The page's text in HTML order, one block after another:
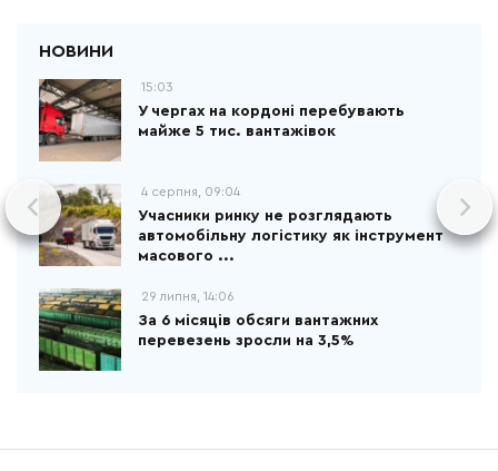
15:03
У чергах на кордоні перебувають
майже 5 тис. вантажівок
4 серпня, 09:04
Учасники ринку не розглядають
автомобільну логістику як інструмент
масового ...
29 липня, 14:06
За 6 місяців обсяги вантажних
перевезень зросли на 3,5%